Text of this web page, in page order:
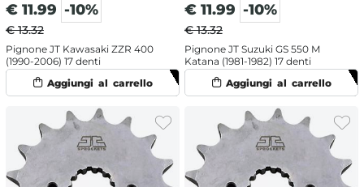
€ 11.99 -10%
€ 13.32
Pignone JT Kawasaki ZZR 400
(1990-2006) 17 denti
€ 11.99 -10%
€ 13.32
Pignone JT Suzuki GS 550 M
Katana (1981-1982) 17 denti